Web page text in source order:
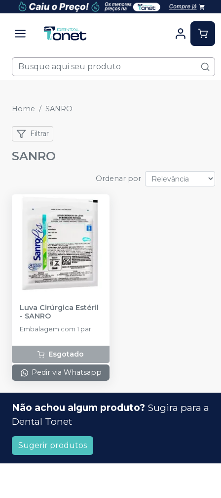
Home SANRO
Filtrar
SANRO
Ordenar por
Luva Cirúrgica Estéril
- SANRO
Embalagem com 1 par.
Esgotado
Pedir via Whatsapp
Não achou algum produto? Sugira para a
Dental Tonet
Sugerir produtos